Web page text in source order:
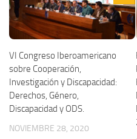
VI Congreso Iberoamericano
sobre Cooperación,
Investigación y Discapacidad:
Derechos, Género,
Discapacidad y ODS.
NOVIEMBRE 28, 2020